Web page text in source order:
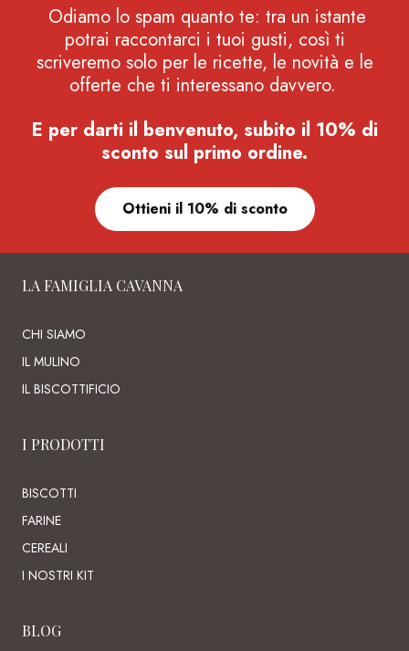
Odiamo lo spam quanto te: tra un istante
potrai raccontarci i tuoi gusti, così ti
scriveremo solo per le ricette, le novità e le
offerte che ti interessano davvero.
E per darti il benvenuto, subito il 10% di
sconto sul primo ordine.
Ottieni il 10% di sconto
LA FAMIGLIA CAVANNA
CHI SIAMO
IL MULINO
IL BISCOTTIFICIO
I PRODOTTI
BISCOTTI
FARINE
CEREALI
I NOSTRI KIT
BLOG